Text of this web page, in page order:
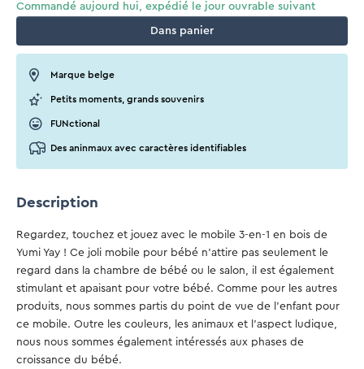
Commandé aujourd hui, expédié le jour ouvrable suivant
Dans panier
Marque belge
Petits moments, grands souvenirs
FUNctional
Des aninmaux avec caractères identifiables
Description
Regardez, touchez et jouez avec le mobile 3-en-1 en bois de
Yumi Yay ! Ce joli mobile pour bébé n'attire pas seulement le
regard dans la chambre de bébé ou le salon, il est également
stimulant et apaisant pour votre bébé. Comme pour les autres
produits, nous sommes partis du point de vue de l'enfant pour
ce mobile. Outre les couleurs, les animaux et l'aspect ludique,
nous nous sommes également intéressés aux phases de
croissance du bébé.